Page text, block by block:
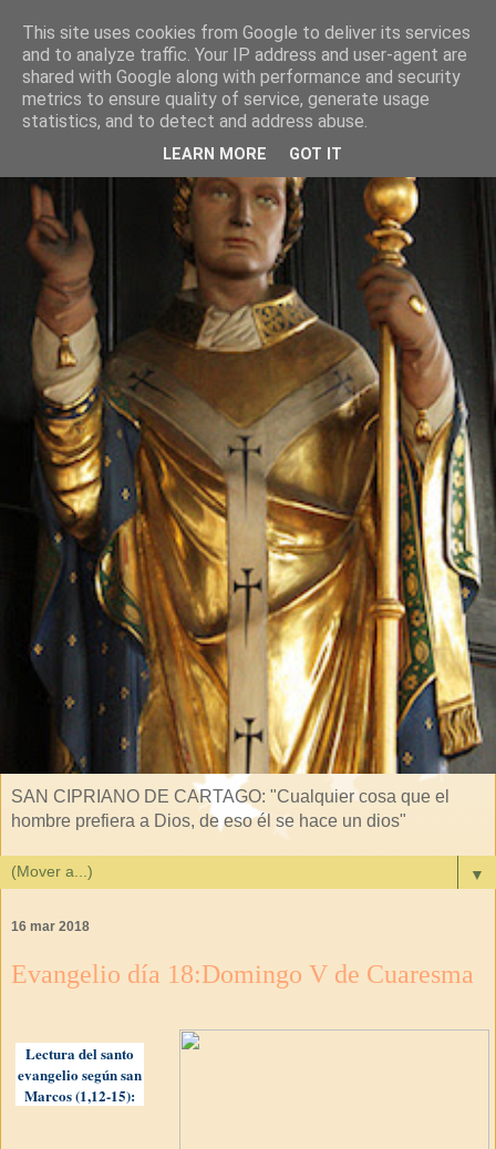
SAN CIPRIANO DE CARTAGO: "Cualquier cosa que el
hombre prefiera a Dios, de eso él se hace un dios"
▼
16 mar 2018
Evangelio día 18:Domingo V de Cuaresma
Lectura del santo
evangelio según san
Marcos (1,12-15):
This site uses cookies from Google to deliver its services
and to analyze traffic. Your IP address and user-agent are
shared with Google along with performance and security
metrics to ensure quality of service, generate usage
statistics, and to detect and address abuse.
LEARN MORE GOT IT